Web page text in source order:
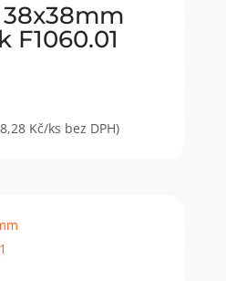
F1060.01
Kč/ks bez DPH)